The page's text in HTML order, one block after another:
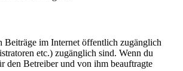
Beiträge im Internet öffentlich zugänglich
etc.) zugänglich sind. Wenn du
den Betreiber und von ihm beauftragte